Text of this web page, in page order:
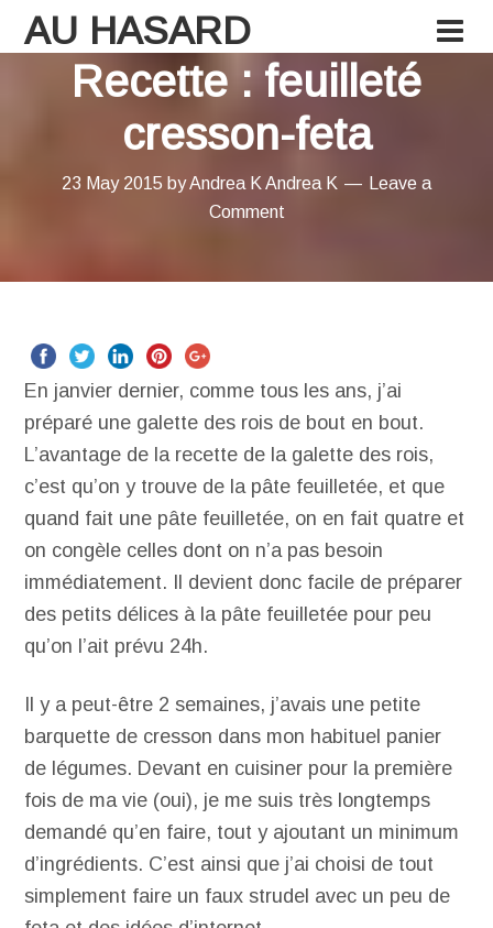
AU HASARD
Recette : feuilleté
cresson-feta
23 May 2015 byAndrea K Andrea K
Leave a
Comment
En janvier dernier, comme tous les ans, j’ai
préparé une galette des rois de bout en bout.
L’avantage de la recette de la galette des rois,
c’est qu’on y trouve de la pâte feuilletée, et que
quand fait une pâte feuilletée, on en fait quatre et
on congèle celles dont on n’a pas besoin
immédiatement. Il devient donc facile de préparer
des petits délices à la pâte feuilletée pour peu
qu’on l’ait prévu 24h.
Il y a peut-être 2 semaines, j’avais une petite
barquette de cresson dans mon habituel panier
de légumes. Devant en cuisiner pour la première
fois de ma vie (oui), je me suis très longtemps
demandé qu’en faire, tout y ajoutant un minimum
d’ingrédients. C’est ainsi que j’ai choisi de tout
simplement faire un faux strudel avec un peu de